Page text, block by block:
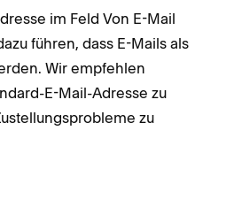
im Feld Von E-Mail
führen, dass E-Mails als
Wir empfehlen
E-Mail-Adresse zu
zu